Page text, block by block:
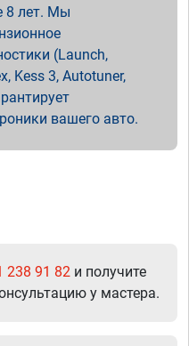
8 лет. Мы
(Launch,
Kess 3, Autotuner,
вашего авто.
238 91 82 и получите
у мастера.